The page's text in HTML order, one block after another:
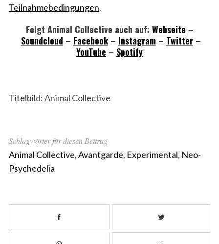
Teilnahmebedingungen.
Folgt Animal Collective auch auf: Webseite –
Soundcloud – Facebook– Instagram– Twitter–
YouTube – Spotify
Titelbild: Animal Collective
Schlagwörter für diesen Beitrag
Animal Collective,Avantgarde, Experimental, Neo-
Psychedelia